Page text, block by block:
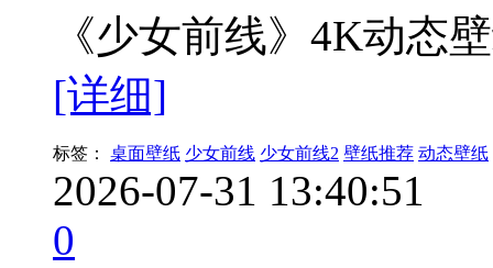
《少女前线》4K动态
[详细]
标签： 桌面壁纸 少女前线 少女前线2 壁纸推荐 动态壁纸
2026-07-31 13:40:51
0